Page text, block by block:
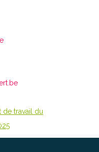
de travail du